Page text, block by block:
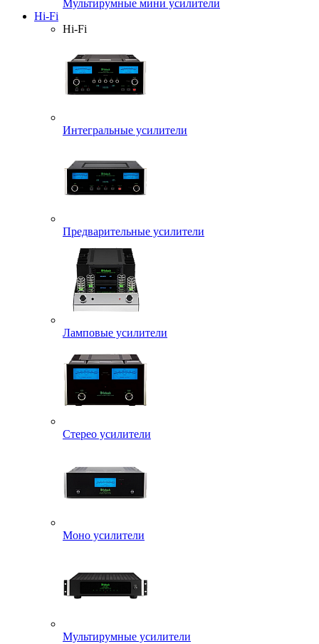
Мультирумные мини усилители
Hi-Fi
Hi-Fi
Интегральные усилители
Предварительные усилители
Ламповые усилители
Стерео усилители
Моно усилители
Мультирумные усилители